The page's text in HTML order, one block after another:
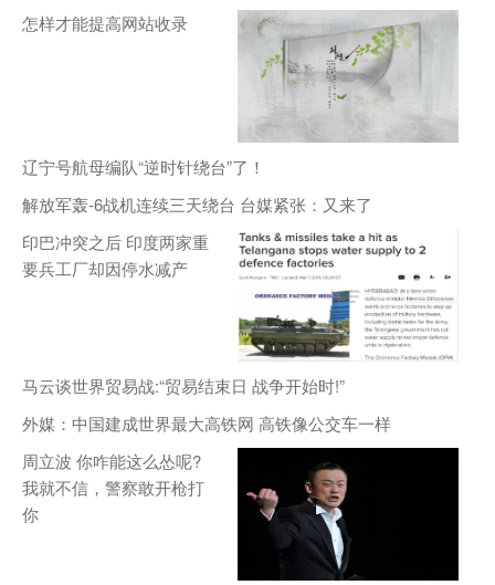
怎样才能提高网站收录
辽宁号航母编队“逆时针绕台”了！
解放军轰-6战机连续三天绕台 台媒紧张：又来了
印巴冲突之后 印度两家重
要兵工厂却因停水减产
马云谈世界贸易战:“贸易结束日 战争开始时!”
外媒：中国建成世界最大高铁网 高铁像公交车一样
周立波 你咋能这么怂呢?
我就不信，警察敢开枪打
你